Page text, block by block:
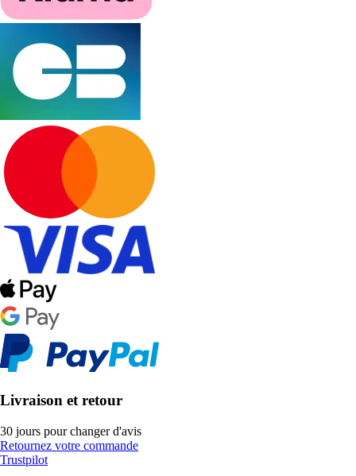
Livraison et retour
30 jours pour changer d'avis
Retournez votre commande
Trustpilot